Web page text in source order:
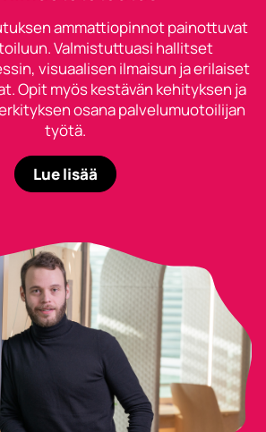
ammattiopinnot painottuvat
Valmistuttuasi hallitset
visuaalisen ilmaisun ja erilaiset
Opit myös kestävän kehityksen ja
osana palvelumuotoilijan
työtä.
Lue lisää